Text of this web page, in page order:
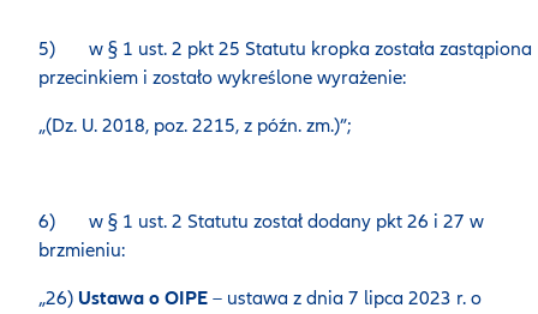
5) w § 1 ust. 2 pkt 25 Statutu kropka została zastąpiona
przecinkiem i zostało wykreślone wyrażenie:
„(Dz. U. 2018, poz. 2215, z późn. zm.)”;
6) w § 1 ust. 2 Statutu został dodany pkt 26 i 27 w
brzmieniu:
„26) Ustawa o OIPE – ustawa z dnia 7 lipca 2023 r. o